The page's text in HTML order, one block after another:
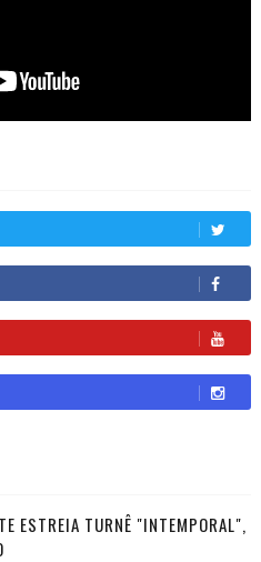
ESTREIA TURNÊ "INTEMPORAL",